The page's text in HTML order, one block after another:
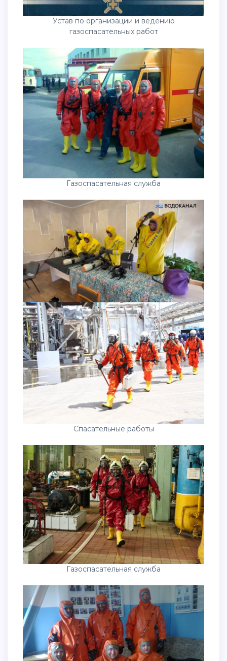
Устав по организации и ведению
газоспасательных работ
Газоспасательная служба
Спасательные работы
Газоспасательная служба